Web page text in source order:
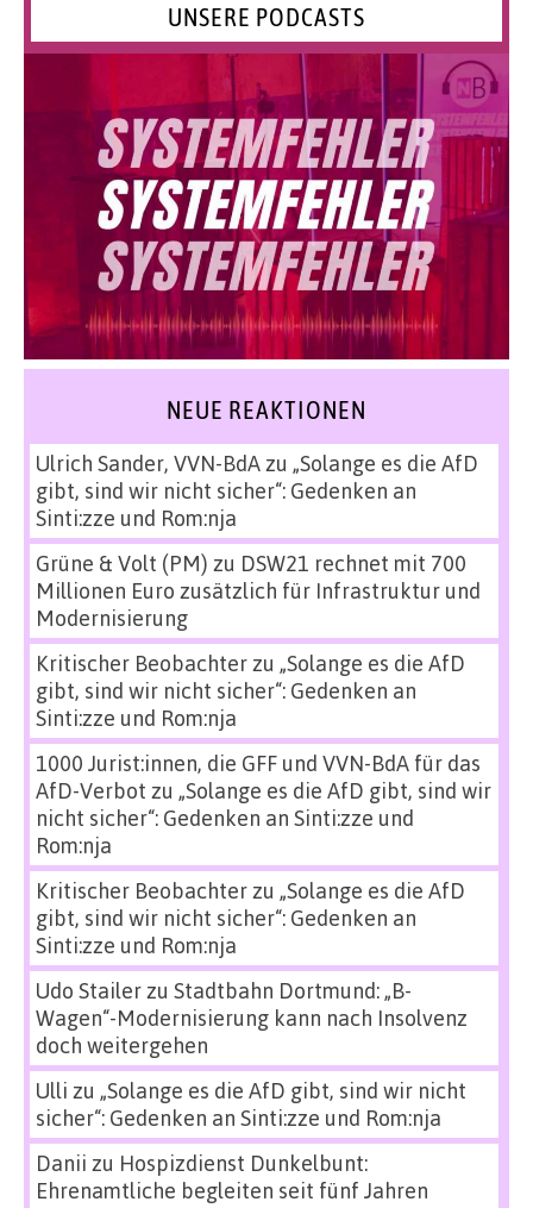
UNSERE PODCASTS
NEUE REAKTIONEN
Ulrich Sander, VVN-BdAzu „Solange es die AfD
gibt, sind wir nicht sicher“: Gedenken an
Sinti:zze und Rom:nja
Grüne & Volt (PM) zu DSW21 rechnet mit 700
Millionen Euro zusätzlich für Infrastruktur und
Modernisierung
Kritischer Beobachterzu „Solange es die AfD
gibt, sind wir nicht sicher“: Gedenken an
Sinti:zze und Rom:nja
1000 Jurist:innen, die GFF und VVN-BdA für das
AfD-Verbot zu „Solange es die AfD gibt, sind wir
nicht sicher“: Gedenken an Sinti:zze und
Rom:nja
Kritischer Beobachterzu „Solange es die AfD
gibt, sind wir nicht sicher“: Gedenken an
Sinti:zze und Rom:nja
Udo Stailerzu Stadtbahn Dortmund: „B-
Wagen“-Modernisierung kann nach Insolvenz
doch weitergehen
Ulli zu „Solange es die AfD gibt, sind wir nicht
sicher“: Gedenken an Sinti:zze und Rom:nja
Danii zu Hospizdienst Dunkelbunt:
Ehrenamtliche begleiten seit fünf Jahren